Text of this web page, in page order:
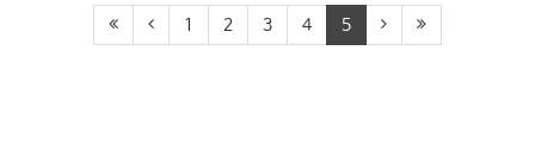
1 2 3 4 5